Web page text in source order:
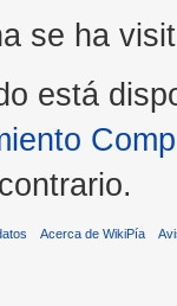
se ha
está
Acerca de WikiPía